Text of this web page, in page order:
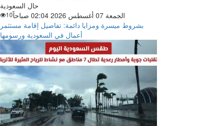
حال السعودية
الجمعة 07 أغسطس 2026 02:04 صباحاً
10
بشروط ميسرة ومزايا دائمة: تفاصيل إقامة مستثمر
أعمال في السعودية ورسومها